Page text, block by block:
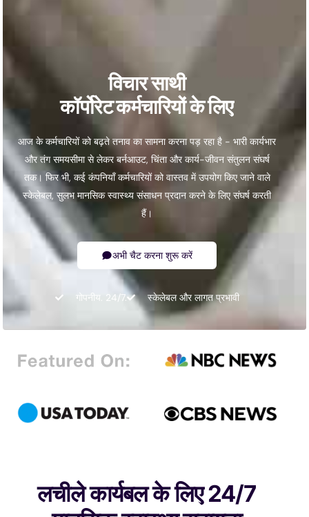
विचार साथी
कॉर्पोरेट कर्मचारियों के लिए
आज के कर्मचारियों को बढ़ते तनाव का सामना करना पड़ रहा है - भारी कार्यभार
और तंग समयसीमा से लेकर बर्नआउट, चिंता और कार्य-जीवन संतुलन संघर्ष
तक। फिर भी, कई कंपनियाँ कर्मचारियों को वास्तव में उपयोग किए जाने वाले
स्केलेबल, सुलभ मानसिक स्वास्थ्य संसाधन प्रदान करने के लिए संघर्ष करती
हैं।
अभी चैट करना शुरू करें
गोपनीय. 24/7. स्केलेबल और लागत प्रभावी
लचीले कार्यबल के लिए 24/7